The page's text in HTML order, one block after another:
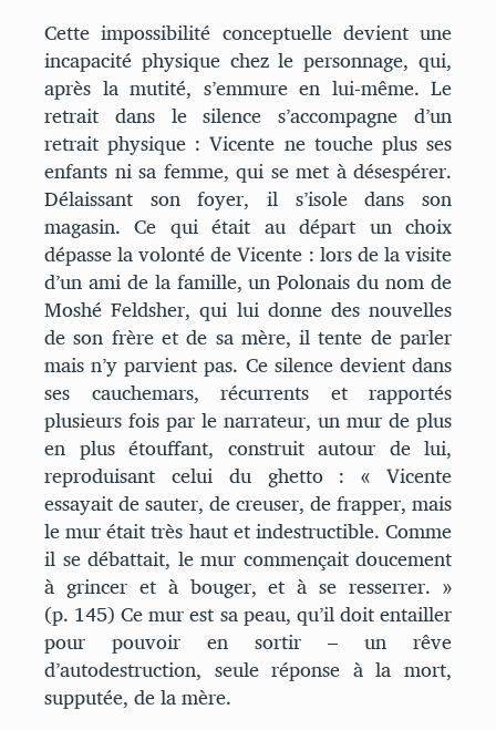
Cette impossibilité conceptuelle devient une
incapacité physique chez le personnage, qui,
après la mutité, s’emmure en lui-même. Le
retrait dans le silence s’accompagne d’un
retrait physique : Vicente ne touche plus ses
enfants ni sa femme, qui se met à désespérer.
Délaissant son foyer, il s’isole dans son
magasin. Ce qui était au départ un choix
dépasse la volonté de Vicente : lors de la visite
d’un ami de la famille, un Polonais du nom de
Moshé Feldsher, qui lui donne des nouvelles
de son frère et de sa mère, il tente de parler
mais n’y parvient pas. Ce silence devient dans
ses cauchemars, récurrents et rapportés
plusieurs fois par le narrateur, un mur de plus
en plus étouffant, construit autour de lui,
reproduisant celui du ghetto : « Vicente
essayait de sauter, de creuser, de frapper, mais
le mur était très haut et indestructible. Comme
il se débattait, le mur commençait doucement
à grincer et à bouger, et à se resserrer. »
(p. 145) Ce mur est sa peau, qu’il doit entailler
pour pouvoir en sortir – un rêve
d’autodestruction, seule réponse à la mort,
supputée, de la mère.